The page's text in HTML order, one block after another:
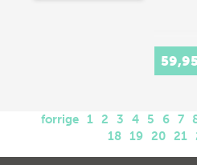
forrige 1 2 3 4 5 6 7
18 19 20 21